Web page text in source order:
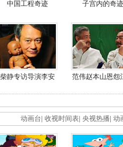
中国工程奇迹 子宫内的奇迹
柴静专访导演李安 范伟赵本山恩怨
动画台 收视时间表 央视热播 动